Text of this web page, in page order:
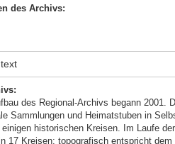
des Archivs:
des Regional-Archivs begann 2001.
Sammlungen und Heimatstuben in
historischen Kreisen. Im Laufe
17 Kreisen; topografisch entspricht